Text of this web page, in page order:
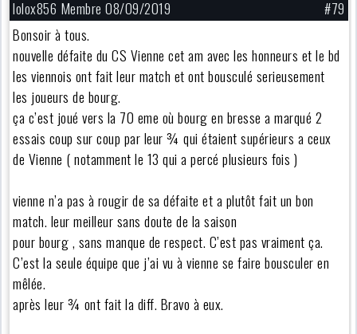
lolox856 Membre 08/09/2019
#79
Bonsoir à tous.
nouvelle défaite du CS Vienne cet am avec les honneurs et le bd
les viennois ont fait leur match et ont bousculé serieusement
les joueurs de bourg.
ça c’est joué vers la 70 eme où bourg en bresse a marqué 2
essais coup sur coup par leur ¾ qui étaient supérieurs a ceux
de Vienne ( notamment le 13 qui a percé plusieurs fois )
vienne n’a pas à rougir de sa défaite et a plutôt fait un bon
match. leur meilleur sans doute de la saison
pour bourg , sans manque de respect. C’est pas vraiment ça.
C’est la seule équipe que j’ai vu à vienne se faire bousculer en
mêlée.
après leur ¾ ont fait la diff. Bravo à eux.